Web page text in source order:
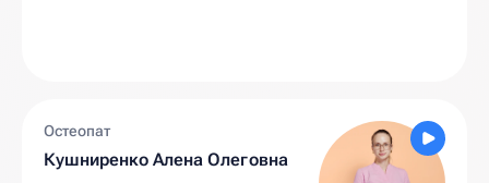
Остеопат
Кушниренко Алена Олеговна